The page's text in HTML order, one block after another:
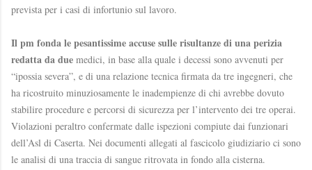
prevista per i casi di infortunio sul lavoro.
Il pm fonda le pesantissime accuse sulle risultanze di una perizia
redatta da due medici, in base alla quale i decessi sono avvenuti per
“ipossia severa”, e di una relazione tecnica firmata da tre ingegneri, che
ha ricostruito minuziosamente le inadempienze di chi avrebbe dovuto
stabilire procedure e percorsi di sicurezza per l’intervento dei tre operai.
Violazioni peraltro confermate dalle ispezioni compiute dai funzionari
dell’Asl di Caserta. Nei documenti allegati al fascicolo giudiziario ci sono
le analisi di una traccia di sangue ritrovata in fondo alla cisterna.